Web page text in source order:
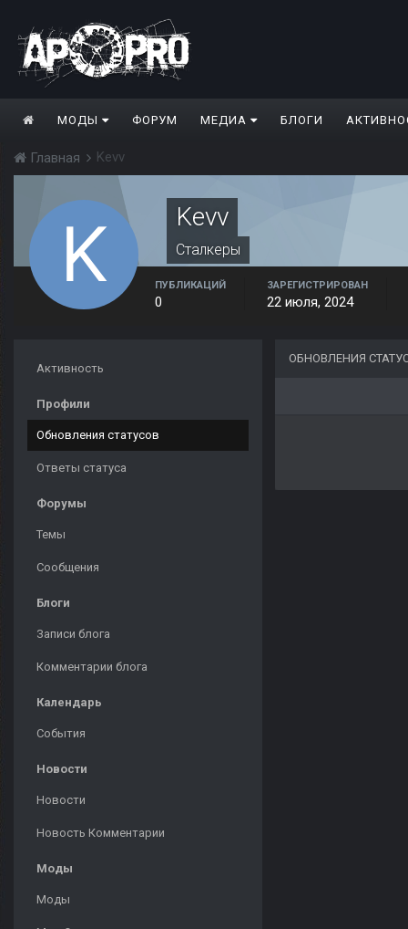
МОДЫ ФОРУМ МЕДИА БЛОГИ
Главная Kevv
Kevv
Сталкеры
ПУБЛИКАЦИЙ
0
ЗАРЕГИСТРИРОВАН
22 июля, 2024
Активность
Профили
Обновления статусов
Ответы статуса
Форумы
Темы
Сообщения
Блоги
Записи блога
Комментарии блога
Календарь
События
Новости
Новости
Новость Комментарии
Моды
Моды
ОБНОВЛЕНИЯ